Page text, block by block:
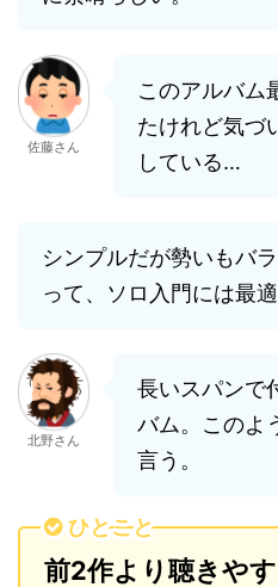
佐藤さん
このアルバム
たけれど気づ
している…
シンプルだが勢いもバ
って、ソロ入門には最適
北野さん
長いスパンで
バム。このよ
言う。
ひとこと
前2作より聴きやす